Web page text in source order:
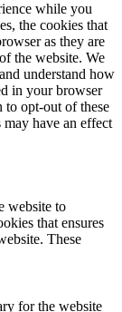
while you
the cookies that
as they are
the website. We
understand how
in your browser
to opt-out of these
have an effect
website to
that ensures
These
for the website